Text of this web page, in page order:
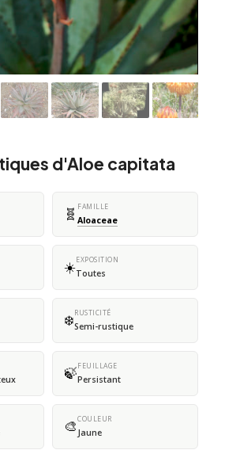
d'Aloe capitata
🧬 FAMILLE
Aloaceae
☀️EXPOSITION
Toutes
❄️RUSTICITÉ
Semi-rustique
🍃FEUILLAGE
Persistant
🎨COULEUR
Jaune